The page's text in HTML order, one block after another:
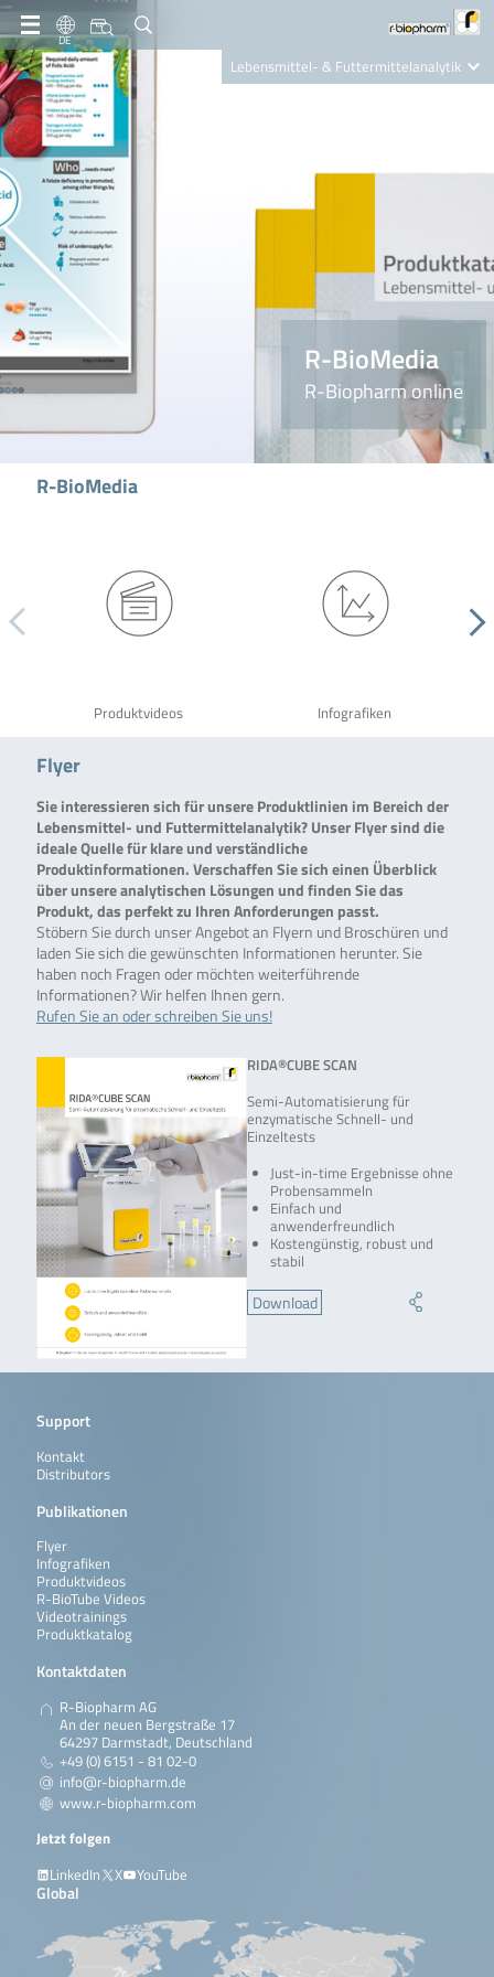
DE
Lebensmittel- & Futtermittelanalytik
Nutrition Care
R-BioMedia
R-Biopharm online
R-BioMedia
Produktvideos Infografiken
Flyer
Sie interessieren sich für unsere Produktlinien im Bereich der
Lebensmittel- und Futtermittelanalytik? Unser Flyer sind die
ideale Quelle für klare und verständliche
Produktinformationen. Verschaffen Sie sich einen Überblick
über unsere analytischen Lösungen und finden Sie das
Produkt, das perfekt zu Ihren Anforderungen passt.
Stöbern Sie durch unser Angebot an Flyern und Broschüren und
laden Sie sich die gewünschten Informationen herunter. Sie
haben noch Fragen oder möchten weiterführende
Informationen? Wir helfen Ihnen gern.
Rufen Sie an oder schreiben Sie uns!
RIDA®CUBE SCAN
Semi-Automatisierung für
enzymatische Schnell- und
Einzeltests
Just-in-time Ergebnisse ohne
Probensammeln
Einfach und
anwenderfreundlich
Kostengünstig, robust und
stabil
Download
Support
Kontakt
Distributors
Publikationen
Flyer
Infografiken
Produktvideos
R-BioTube Videos
Videotrainings
Produktkatalog
Kontaktdaten
R-Biopharm AG
An der neuen Bergstraße 17
64297 Darmstadt, Deutschland
+49 (0) 6151 - 81 02-0
info@r-biopharm.de
www.r-biopharm.com
Jetzt folgen
LinkedIn
X YouTube
Global